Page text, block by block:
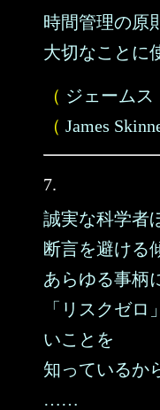
時間管理の原
大切なことに
（ ジェームス
（ James
7.
誠実な科学者
断言を避ける
あらゆる事柄
「リスクゼ
いことを
知っているか
……